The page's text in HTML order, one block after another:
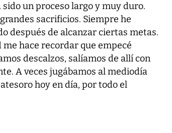
un proceso largo y muy duro.
sacrificios. Siempre he
después de alcanzar ciertas metas.
hace recordar que empecé
descalzos, salíamos de allí con
A veces jugábamos al mediodía
hoy en día, por todo el